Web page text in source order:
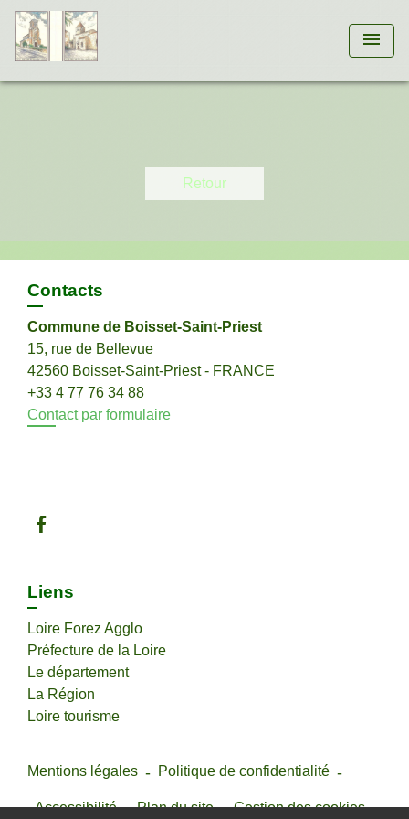
menu
Retour
Contacts
Commune de Boisset-Saint-Priest
15, rue de Bellevue
42560 Boisset-Saint-Priest - FRANCE
+33 4 77 76 34 88
Contact par formulaire
Liens
Loire Forez Agglo
Préfecture de la Loire
Le département
La Région
Loire tourisme
Mentions légales - Politique de confidentialité -
Accessibilité - Plan du site - Gestion des cookies